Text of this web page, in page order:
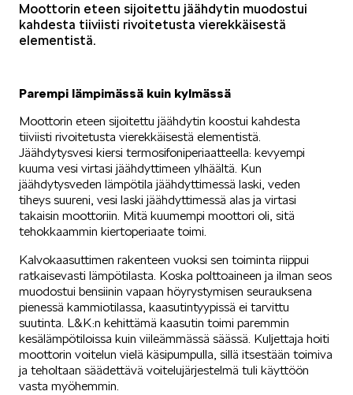
PEAQ
Moottorin eteen sijoitettu jäähdytin muodostui
kahdesta tiiviisti rivoitetusta vierekkäisestä
elementistä.
Parempi lämpimässä kuin kylmässä
Moottorin eteen sijoitettu jäähdytin koostui kahdesta
tiiviisti rivoitetusta vierekkäisestä elementistä.
Jäähdytysvesi kiersi termosifoniperiaatteella: kevyempi
kuuma vesi virtasi jäähdyttimeen ylhäältä. Kun
jäähdytysveden lämpötila jäähdyttimessä laski, veden
tiheys suureni, vesi laski jäähdyttimessä alas ja virtasi
takaisin moottoriin. Mitä kuumempi moottori oli, sitä
tehokkaammin kiertoperiaate toimi.
Kalvokaasuttimen rakenteen vuoksi sen toiminta riippui
ratkaisevasti lämpötilasta. Koska polttoaineen ja ilman seos
muodostui bensiinin vapaan höyrystymisen seurauksena
pienessä kammiotilassa, kaasutintyypissä ei tarvittu
suutinta. L&K:n kehittämä kaasutin toimi paremmin
kesälämpötiloissa kuin viileämmässä säässä. Kuljettaja hoiti
moottorin voitelun vielä käsipumpulla, sillä itsestään toimiva
ja teholtaan säädettävä voitelujärjestelmä tuli käyttöön
vasta myöhemmin.